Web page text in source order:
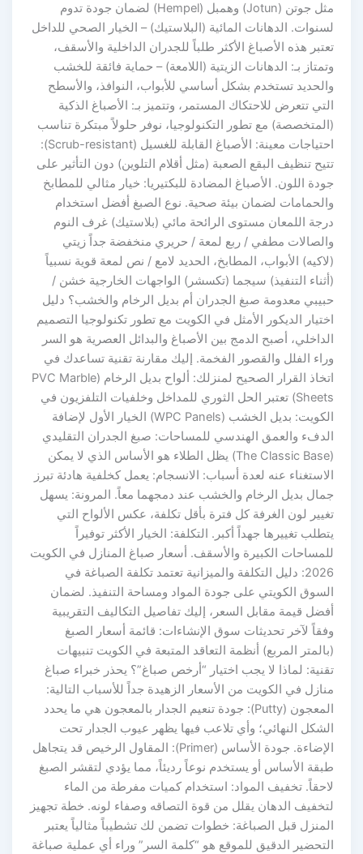
مثل جوتن (Jotun) وهمبل (Hempel) لضمان جودة تدوم
لسنوات. الدهانات المائية (البلاستيك) – الخيار الصحي للداخل
تعتبر هذه الأصباغ الأكثر طلباً للجدران الداخلية والأسقف،
وتمتاز بـ: الدهانات الزيتية (اللامعة) – حماية فائقة للخشب
والحديد تستخدم بشكل أساسي للأبواب، النوافذ، والأسطح
التي تتعرض للاحتكاك المستمر، وتتميز بـ: الأصباغ الذكية
(المتخصصة) مع تطور التكنولوجيا، نوفر حلولاً مبتكرة تناسب
احتياجات معينة: الأصباغ القابلة للغسيل (Scrub-resistant):
تتيح تنظيف البقع الصعبة (مثل أقلام التلوين) دون التأثير على
جودة اللون. الأصباغ المضادة للبكتيريا: خيار مثالي للمطابخ
والحمامات لضمان بيئة صحية. نوع الصبغ أفضل استخدام
درجة اللمعان مستوى الرائحة مائي (بلاستيك) غرف النوم
والصالات مطفي / ربع لمعة / حريري منخفضة جداً زيتي
(لاكيه) الأبواب، المطابخ، الحديد لامع / نص لمعة قوية نسبياً
(أثناء التنفيذ) سيجما (تكسشر) الواجهات الخارجية خشن /
حبيبي معدومة صبغ الجدران أم بديل الرخام والخشب؟ دليل
اختيار الديكور الأمثل في الكويت مع تطور تكنولوجيا التصميم
الداخلي، أصبح الدمج بين الأصباغ والبدائل العصرية هو السر
وراء الفلل والقصور الفخمة. إليك مقارنة تقنية تساعدك في
اتخاذ القرار الصحيح لمنزلك: ألواح بديل الرخام (PVC Marble
Sheets) تعتبر الحل الثوري للمداخل وخلفيات التلفزيون في
الكويت: بديل الخشب (WPC Panels) الخيار الأول لإضافة
الدفء والعمق الهندسي للمساحات: صبغ الجدران التقليدي
(The Classic Base) يظل الطلاء هو الأساس الذي لا يمكن
الاستغناء عنه لعدة أسباب: الانسجام: يعمل كخلفية هادئة تبرز
جمال بديل الرخام والخشب عند دمجهما معاً. المرونة: يسهل
تغيير لون الغرفة كل فترة بأقل تكلفة، عكس الألواح التي
يتطلب تغييرها جهداً أكبر. التكلفة: الخيار الأكثر توفيراً
للمساحات الكبيرة والأسقف. أسعار صباغ المنازل في الكويت
2026: دليل التكلفة والميزانية تعتمد تكلفة الصباغة في
السوق الكويتي على جودة المواد ومساحة التنفيذ. لضمان
أفضل قيمة مقابل السعر، إليك تفاصيل التكاليف التقريبية
وفقاً لآخر تحديثات سوق الإنشاءات: قائمة أسعار الصبغ
(بالمتر المربع) أنظمة التعاقد المتبعة في الكويت تنبيهات
تقنية: لماذا لا يجب اختيار “أرخص صباغ”؟ يحذر خبراء صباغ
منازل في الكويت من الأسعار الزهيدة جداً للأسباب التالية:
المعجون (Putty): جودة تنعيم الجدار بالمعجون هي ما يحدد
الشكل النهائي؛ وأي تلاعب فيها يظهر عيوب الجدار تحت
الإضاءة. جودة الأساس (Primer): المقاول الرخيص قد يتجاهل
طبقة الأساس أو يستخدم نوعاً رديئاً، مما يؤدي لتقشر الصبغ
لاحقاً. تخفيف المواد: استخدام كميات مفرطة من الماء
لتخفيف الدهان يقلل من قوة التصاقه وصفاء لونه. خطة تجهيز
المنزل قبل الصباغة: خطوات تضمن لك تشطيباً مثالياً يعتبر
التحضير الدقيق للموقع هو “كلمة السر” وراء أي عملية صباغة